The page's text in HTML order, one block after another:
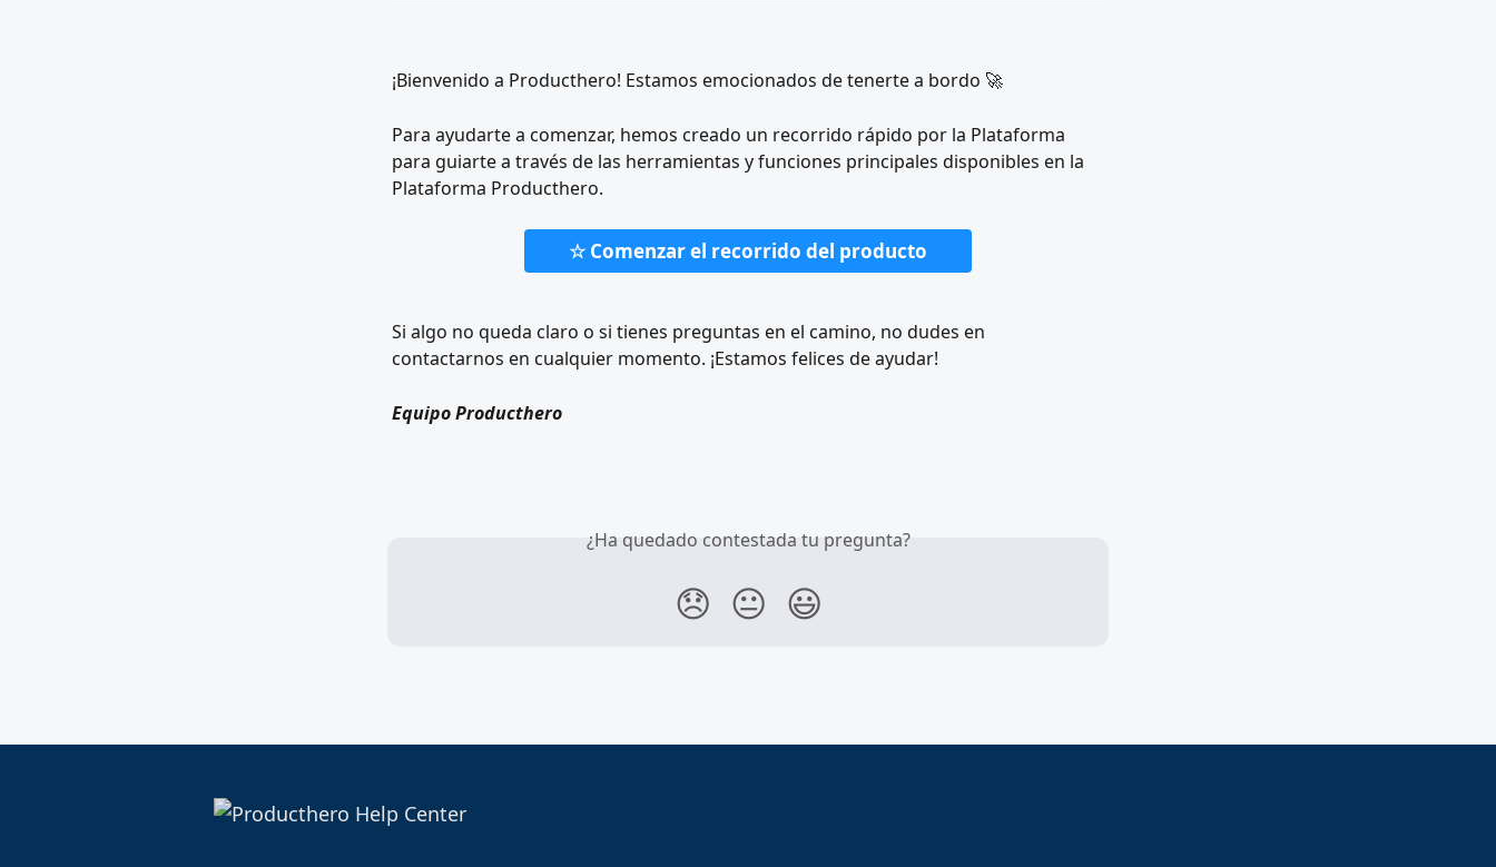
¡Bienvenido a Producthero! Estamos emocionados de tenerte a bordo 🚀
Para ayudarte a comenzar, hemos creado un recorrido rápido por la Plataforma
para guiarte a través de las herramientas y funciones principales disponibles en la
Plataforma Producthero.
☆ Comenzar el recorrido del producto
Si algo no queda claro o si tienes preguntas en el camino, no dudes en
contactarnos en cualquier momento. ¡Estamos felices de ayudar!
Equipo Producthero
¿Ha quedado contestada tu pregunta?
😞 😐 😃